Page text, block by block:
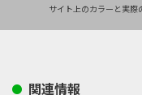
サイト上のカラーと実際
関連情報